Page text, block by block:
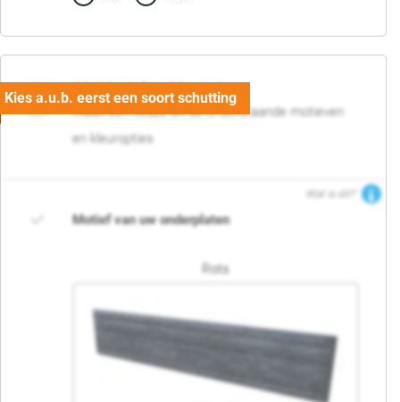
02. Motief en kleur
Maak een keuze uit de onderstaande motieven
en kleuropties
Wat is dit?
Motief van uw onderplaten
Rots